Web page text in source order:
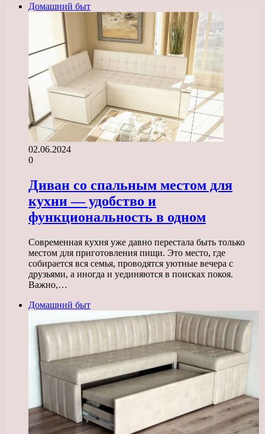
Домашний быт
02.06.2024
0
Диван со спальным местом для
кухни — удобство и
функциональность в одном
Современная кухня уже давно перестала быть только
местом для приготовления пищи. Это место, где
собирается вся семья, проводятся уютные вечера с
друзьями, а иногда и уединяются в поисках покоя.
Важно,…
Домашний быт